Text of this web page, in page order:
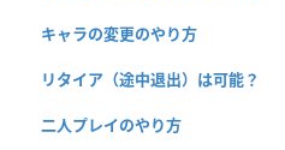
キャラの変更のやり方
リタイア（途中退出）は可能？
二人プレイのやり方